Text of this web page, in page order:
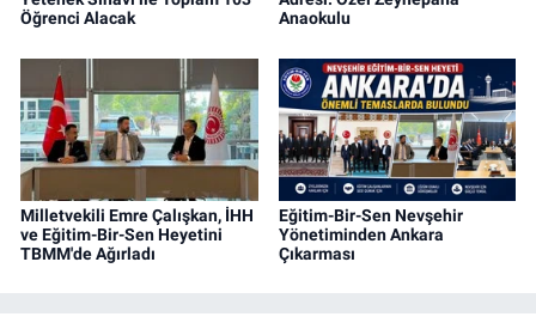
Öğrenci Alacak
Anaokulu
Milletvekili Emre Çalışkan, İHH
ve Eğitim-Bir-Sen Heyetini
TBMM'de Ağırladı
Eğitim-Bir-Sen Nevşehir
Yönetiminden Ankara
Çıkarması